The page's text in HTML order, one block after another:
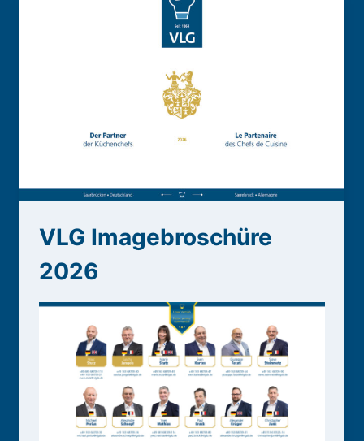
VLG Imagebroschüre
2026